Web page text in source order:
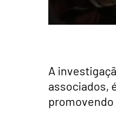
A
associados,